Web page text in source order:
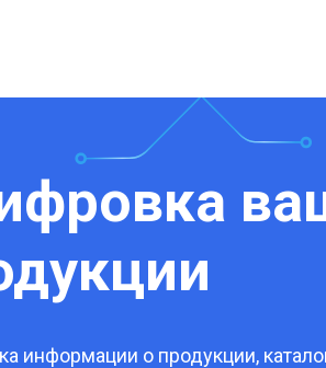
информации о продукции,